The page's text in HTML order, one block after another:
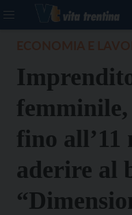
femminile,
fino all’11
aderire al